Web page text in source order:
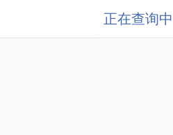
正在查询中